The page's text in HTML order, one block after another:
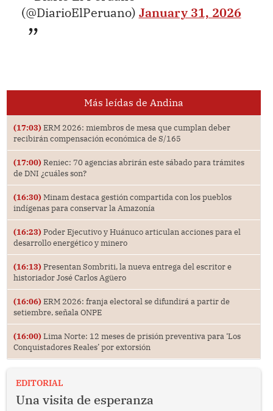
(@DiarioElPeruano) January 31, 2026
Más leídas de Andina
(17:03) ERM 2026: miembros de mesa que cumplan deber
recibirán compensación económica de S/165
(17:00) Reniec: 70 agencias abrirán este sábado para trámites
de DNI ¿cuáles son?
(16:30) Minam destaca gestión compartida con los pueblos
indígenas para conservar la Amazonía
(16:23) Poder Ejecutivo y Huánuco articulan acciones para el
desarrollo energético y minero
(16:13) Presentan Sombriti, la nueva entrega del escritor e
historiador José Carlos Agüero
(16:06) ERM 2026: franja electoral se difundirá a partir de
setiembre, señala ONPE
(16:00) Lima Norte: 12 meses de prisión preventiva para ‘Los
Conquistadores Reales’ por extorsión
EDITORIAL
Una visita de esperanza